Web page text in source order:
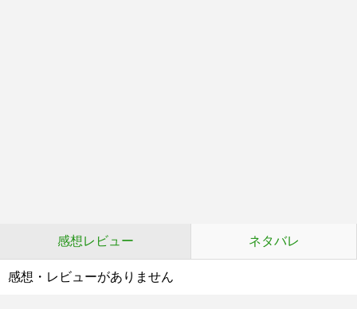
感想レビュー ネタバレ
感想・レビューがありません